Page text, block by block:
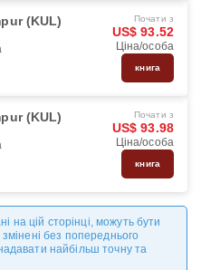
(KUL) Почати з
US$ 93.52
Ціна/особа
книга
(KUL) Почати з
US$ 93.98
Ціна/особа
книга
на цій сторінці, можуть бути
без попереднього
найбільш точну та